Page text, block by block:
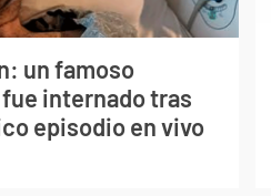
un famoso
internado tras
episodio en vivo